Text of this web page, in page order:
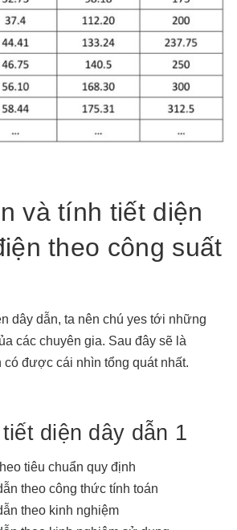
và tính tiết diện
theo công suất
dây dẫn, ta nên chú yes tới những
các chuyên gia. Sau đây sẽ là
được cái nhìn tổng quát nhất.
diện dây dẫn 1
tiêu chuẩn quy định
theo công thức tính toán
theo kinh nghiệm